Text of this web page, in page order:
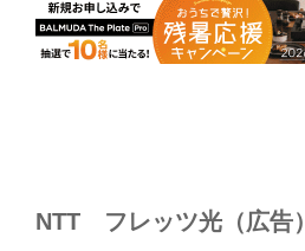
NTT フレッツ光（広告）